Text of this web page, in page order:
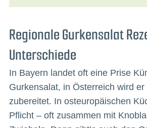
Regionale Gurkensalat
Unterschiede
In Bayern landet oft eine Prise
Gurkensalat, in Österreich wird
zubereitet. In osteuropäischen
Pflicht – oft zusammen mit